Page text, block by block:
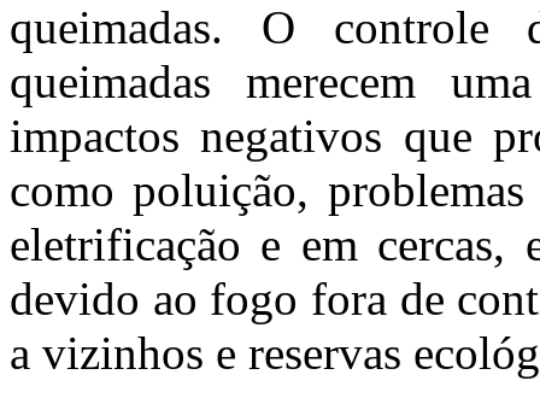
queimadas. O
queimadas merecem
impactos negativos que
como poluição,
eletrificação e em cercas,
devido ao fogo fora de
a vizinhos e reservas